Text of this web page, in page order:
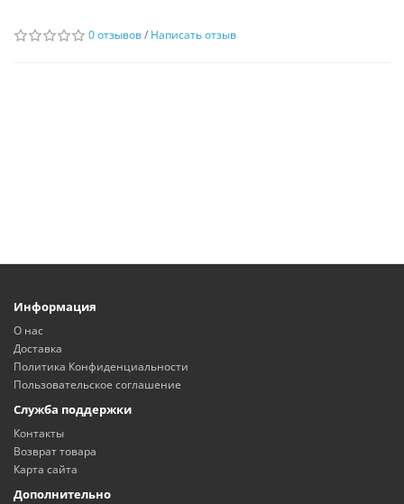
0 отзывов/ Написать отзыв
Информация
О нас
Доставка
Политика Конфиденциальности
Пользовательское соглашение
Служба поддержки
Контакты
Возврат товара
Карта сайта
Дополнительно